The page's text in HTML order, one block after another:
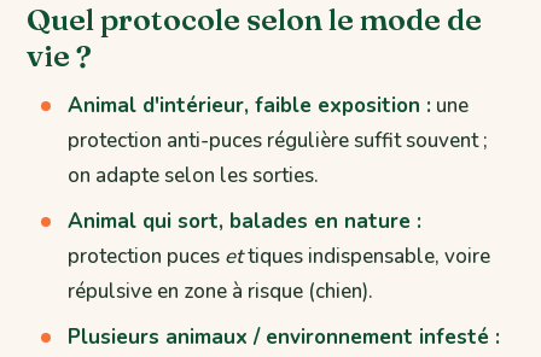
Quel protocole selon le mode de
vie ?
Animal d'intérieur, faible exposition : une
protection anti-puces régulière suffit souvent ;
on adapte selon les sorties.
Animal qui sort, balades en nature :
protection puces ettiques indispensable, voire
répulsive en zone à risque (chien).
Plusieurs animaux / environnement infesté :